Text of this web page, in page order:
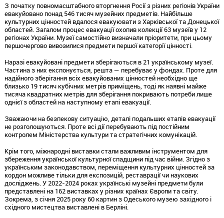
З початку повномасштабного вторгнення Росії з різних регіонів України
евакуйовано понад 546 тисяч музейних предметів. Найбільше
культурних цінностей вдалося евакуювати з Харківської та Донецької
областей. Загалом процес евакуації охопив колекції 63 музеїв у 12
регіонах України. Музеї самостійно визначали пріоритети, при цьому
першочергово вивозилися предмети першої категорії цінності.
Наразі евакуйовані предмети зберігаються в 21 українському музеї.
Частина з них експонується, решта — перебуває у фондах. Проте для
надійного зберігання всіх евакуйованих цінностей необхідно ще
близько 19 тисяч кубічних метрів приміщень, тоді як наявні майже
тисяча квадратних метрів для зберігання покривають потреби лише
однієї з областей на наступному етапі евакуації.
Зважаючи на безпекову ситуацію, деталі подальших етапів евакуації
не розголошуються. Проте всі дії перебувають під постійним
контролем Міністерства культури та стратегічних комунікацій.
Крім того, міжнародні виставки стали важливим інструментом для
збереження української культурної спадщини під час війни. Згідно з
українським законодавством, переміщення культурних цінностей за
кордон можливе тільки для експозицій, реставрації чи наукових
досліджень. У 2022-2024 роках українські музейні предмети були
представлені на 162 виставках у різних країнах Європи та світу.
Зокрема, з січня 2025 року 60 картин з Одеського музею західного і
східного мистецтва виставлені в Берліні.